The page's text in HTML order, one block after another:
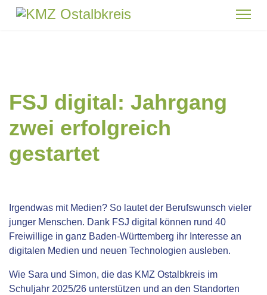
FSJ digital: Jahrgang
zwei erfolgreich
gestartet
Irgendwas mit Medien? So lautet der Berufswunsch vieler
junger Menschen. Dank FSJ digital können rund 40
Freiwillige in ganz Baden-Württemberg ihr Interesse an
digitalen Medien und neuen Technologien ausleben.
Wie Sara und Simon, die das KMZ Ostalbkreis im
Schuljahr 2025/26 unterstützen und an den Standorten